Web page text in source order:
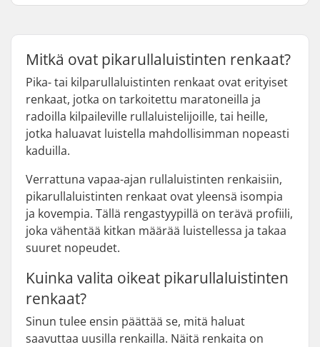
Mitkä ovat pikarullaluistinten renkaat?
Pika- tai kilparullaluistinten renkaat ovat erityiset
renkaat, jotka on tarkoitettu maratoneilla ja
radoilla kilpaileville rullaluistelijoille, tai heille,
jotka haluavat luistella mahdollisimman nopeasti
kaduilla.
Verrattuna vapaa-ajan rullaluistinten renkaisiin,
pikarullaluistinten renkaat ovat yleensä isompia
ja kovempia. Tällä rengastyypillä on terävä profiili,
joka vähentää kitkan määrää luistellessa ja takaa
suuret nopeudet.
Kuinka valita oikeat pikarullaluistinten
renkaat?
Sinun tulee ensin päättää se, mitä haluat
saavuttaa uusilla renkailla. Näitä renkaita on